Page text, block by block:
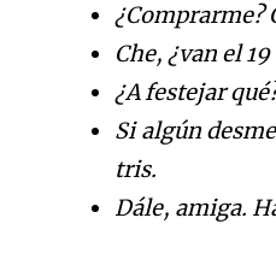
¿Comprarme?
Che,¿van el 19
¿A festejar qué
Si algún
tris.
Dále, amiga.